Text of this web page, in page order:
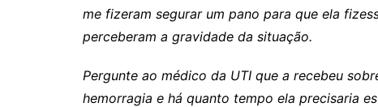
me fizeram segurar um pano para que ela
perceberam a gravidade da situação.
Pergunte ao médico da UTI que a recebeu
hemorragia e há quanto tempo ela precisaria